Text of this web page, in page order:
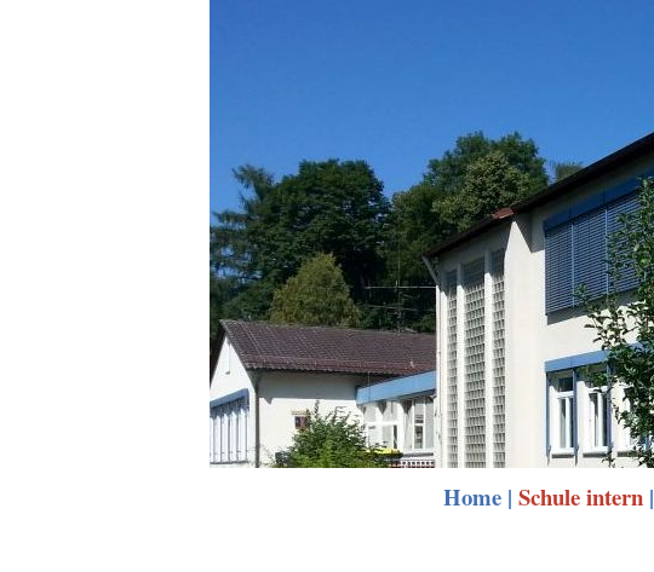
Home| Schule intern|